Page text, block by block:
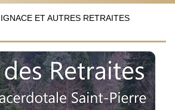
ET AUTRES RETRAITES